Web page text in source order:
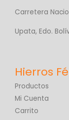
Carretera
Upata, Edo.
Productos
Mi Cuenta
Carrito